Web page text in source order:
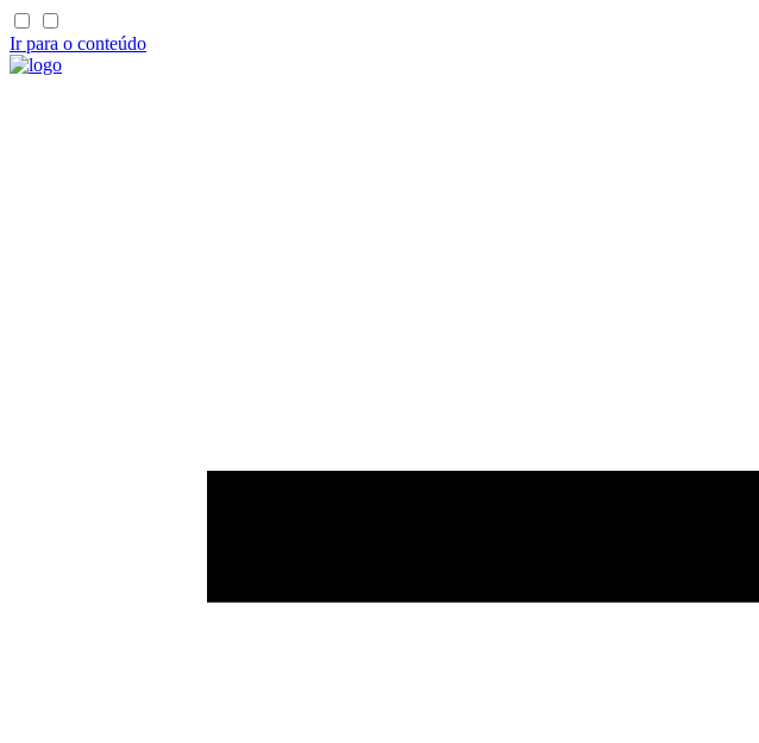
Ir para o conteúdo